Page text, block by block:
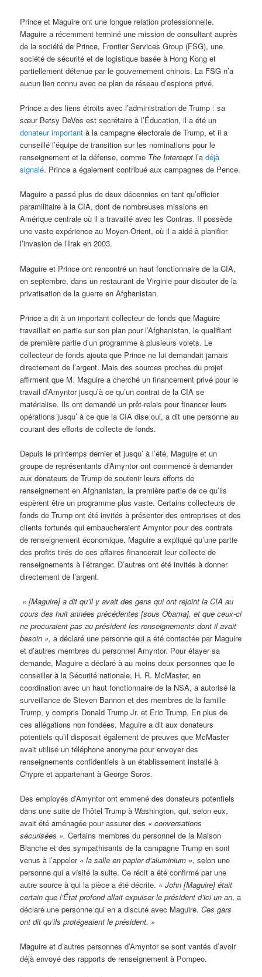
Prince et Maguire ont une longue relation professionnelle.
Maguire a récemment terminé une mission de consultant auprès
de la société de Prince, Frontier Services Group (FSG), une
société de sécurité et de logistique basée à Hong Kong et
partiellement détenue par le gouvernement chinois. La FSG n’a
aucun lien connu avec ce plan de réseau d’espions privé.
Prince a des liens étroits avec l’administration de Trump : sa
sœur Betsy DeVos est secrétaire à l’Éducation, il a été un
donateur important à la campagne électorale de Trump, et il a
conseillé l’équipe de transition sur les nominations pour le
renseignement et la défense, comme The Intercept l’adéjà
signalé. Prince a également contribué aux campagnes de Pence.
Maguire a passé plus de deux décennies en tant qu’officier
paramilitaire à la CIA, dont de nombreuses missions en
Amérique centrale où il a travaillé avec les Contras. Il possède
une vaste expérience au Moyen-Orient, où il a aidé à planifier
l’invasion de l’Irak en 2003.
Maguire et Prince ont rencontré un haut fonctionnaire de la CIA,
en septembre, dans un restaurant de Virginie pour discuter de la
privatisation de la guerre en Afghanistan.
Prince a dit à un important collecteur de fonds que Maguire
travaillait en partie sur son plan pour l’Afghanistan, le qualifiant
de première partie d’un programme à plusieurs volets. Le
collecteur de fonds ajouta que Prince ne lui demandait jamais
directement de l’argent. Mais des sources proches du projet
affirment que M. Maguire a cherché un financement privé pour le
travail d’Amyntor jusqu’à ce qu’un contrat de la CIA se
matérialise. Ils ont demandé un prêt-relais pour financer leurs
opérations jusqu’ à ce que la CIA dise oui, a dit une personne au
courant des efforts de collecte de fonds.
Depuis le printemps dernier et jusqu’ à l’été, Maguire et un
groupe de représentants d’Amyntor ont commencé à demander
aux donateurs de Trump de soutenir leurs efforts de
renseignement en Afghanistan, la première partie de ce qu’ils
espèrent être un programme plus vaste. Certains collecteurs de
fonds de Trump ont été invités à présenter des entreprises et des
clients fortunés qui embaucheraient Amyntor pour des contrats
de renseignement économique. Maguire a expliqué qu’une partie
des profits tirés de ces affaires financerait leur collecte de
renseignements à l’étranger. D’autres ont été invités à donner
directement de l’argent.
« [Maguire] a dit qu’il y avait des gens qui ont rejoint la CIA au
cours des huit années précédentes [sous Obama], et que ceux-ci
ne procuraient pas au président les renseignements dont il avait
besoin », a déclaré une personne qui a été contactée par Maguire
et d’autres membres du personnel Amyntor. Pour étayer sa
demande, Maguire a déclaré à au moins deux personnes que le
conseiller à la Sécurité nationale, H. R. McMaster, en
coordination avec un haut fonctionnaire de la NSA, a autorisé la
surveillance de Steven Bannon et des membres de la famille
Trump, y compris Donald Trump Jr. et Eric Trump. En plus de
ces allégations non fondées, Maguire a dit aux donateurs
potentiels qu’il disposait également de preuves que McMaster
avait utilisé un téléphone anonyme pour envoyer des
renseignements confidentiels à un établissement installé à
Chypre et appartenant à George Soros.
Des employés d’Amyntor ont emmené des donateurs potentiels
dans une suite de l’hôtel Trump à Washington, qui, selon eux,
avait été aménagée pour assurer des « conversations
sécurisées ». Certains membres du personnel de la Maison
Blanche et des sympathisants de la campagne Trump en sont
venus à l’appeler « la salle en papier d’aluminium », selon une
personne qui a visité la suite. Ce récit a été confirmé par une
autre source à qui la pièce a été décrite. « John [Maguire] était
certain que l’État profond allait expulser le président d’ici un an, a
déclaré une personne qui en a discuté avec Maguire.Ces gars
ont dit qu’ils protégeaient le président. »
Maguire et d’autres personnes d’Amyntor se sont vantés d’avoir
déjà envoyé des rapports de renseignement à Pompeo.